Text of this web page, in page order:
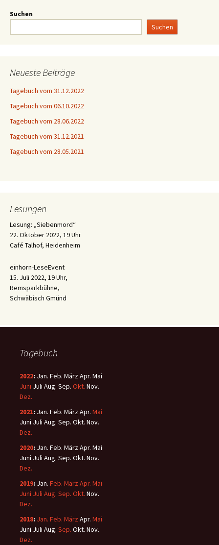
Suchen
Suchen
Neueste Beiträge
Tagebuch vom 31.12.2022
Tagebuch vom 06.10.2022
Tagebuch vom 28.06.2022
Tagebuch vom 31.12.2021
Tagebuch vom 28.05.2021
Lesungen
Lesung: „Siebenmord“
22. Oktober 2022, 19 Uhr
Café Talhof, Heidenheim
einhorn-LeseEvent
15. Juli 2022, 19 Uhr,
Remsparkbühne,
Schwäbisch Gmünd
Tagebuch
2022: Jan. Feb. MärzApr. Mai
Juni Juli Aug. Sep. Okt. Nov.
Dez.
2021: Jan. Feb. MärzApr. Mai
Juni Juli Aug. Sep. Okt. Nov.
Dez.
2020: Jan. Feb. MärzApr. Mai
Juni Juli Aug. Sep. Okt. Nov.
Dez.
2019: Jan. Feb. März Apr. Mai
Juni Juli Aug. Sep. Okt. Nov.
Dez.
2018: Jan. Feb. März Apr. Mai
Juni Juli Aug. Sep. Okt. Nov.
Dez.